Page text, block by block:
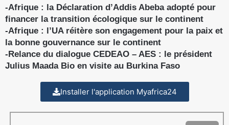
-Afrique : la Déclaration d’Addis Abeba adopté pour
financer la transition écologique sur le continent
-Afrique : l’UA réitère son engagement pour la paix et
la bonne gouvernance sur le continent
-Relance du dialogue CEDEAO – AES : le président
Julius Maada Bio en visite au Burkina Faso
Installer l'application Myafrica24